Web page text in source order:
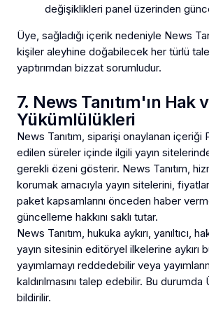
değişiklikleri panel üzerinden
Üye, sağladığı içerik nedeniyle News
kişiler aleyhine doğabilecek her türlü
yaptırımdan bizzat sorumludur.
7. News Tanıtım'ın Hak
Yükümlülükleri
News Tanıtım, siparişi onaylanan içeriği
edilen süreler içinde ilgili yayın
gerekli özeni gösterir. News Tanıtım,
korumak amacıyla yayın sitelerini,
paket kapsamlarını önceden haber
güncelleme hakkını saklı tutar.
News Tanıtım, hukuka aykırı, yanıltıcı,
yayın sitesinin editöryel ilkelerine aykırı
yayımlamayı reddedebilir veya
kaldırılmasını talep edebilir. Bu
bildirilir.